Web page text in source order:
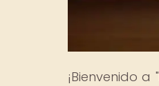
¡Bienvenido a "